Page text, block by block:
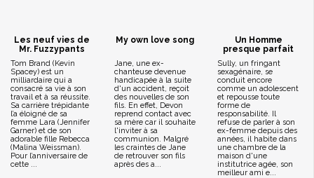
Les neuf vies de
Mr. Fuzzypants
Tom Brand (Kevin
Spacey) est un
milliardaire qui a
consacré sa vie à son
travail et à sa réussite.
Sa carrière trépidante
l’a éloigné de sa
femme Lara (Jennifer
Garner) et de son
adorable fille Rebecca
(Malina Weissman).
Pour l’anniversaire de
cette ...
My own love song
Jane, une ex-
chanteuse devenue
handicapée à la suite
d'un accident, reçoit
des nouvelles de son
fils. En effet, Devon
reprend contact avec
sa mère car il souhaite
l'inviter à sa
communion. Malgré
les craintes de Jane
de retrouver son fils
après des a...
Un Homme
presque parfait
Sully, un fringant
sexagénaire, se
conduit encore
comme un adolescent
et repousse toute
forme de
responsabilité. Il
refuse de parler à son
ex-femme depuis des
années, il habite dans
une chambre de la
maison d'une
institutrice agée, son
meilleur ami e...